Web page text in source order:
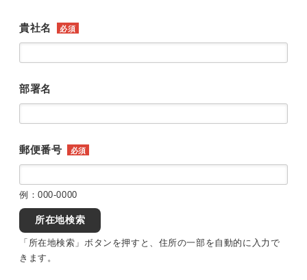
貴社名 必須
部署名
郵便番号 必須
例：000-0000
所在地検索
「所在地検索」ボタンを押すと、住所の一部を自動的に入力で
きます。